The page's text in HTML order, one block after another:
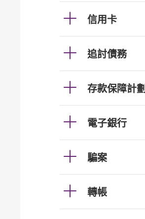
信用卡
追討債務
存款保障計劃
電子銀行
騙案
轉帳